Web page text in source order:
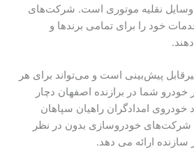
وسایل نقلیه موتوری است. شرکت‌های
خود را برای تمامی برندها و
پیش‌بینی است و می‌تواند برای هر
شما در برازنده اصفهان دچار
امدادگران راهیان سپاهان
شرکت‌های خودروسازی بدون در نظر
سازنده ارائه می دهد.